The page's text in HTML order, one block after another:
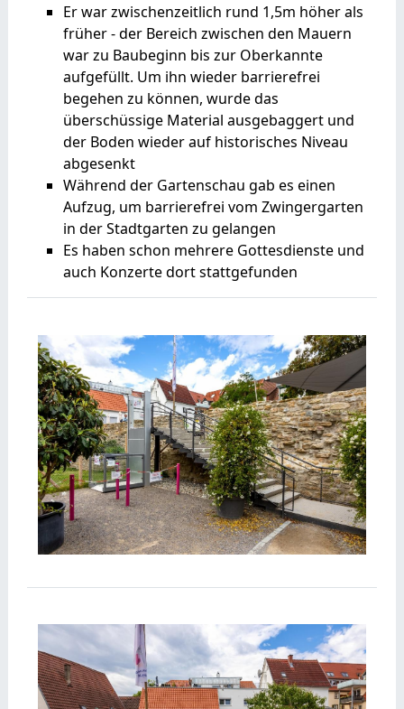
Er war zwischenzeitlich rund 1,5m höher als
früher - der Bereich zwischen den Mauern
war zu Baubeginn bis zur Oberkannte
aufgefüllt. Um ihn wieder barrierefrei
begehen zu können, wurde das
überschüssige Material ausgebaggert und
der Boden wieder auf historisches Niveau
abgesenkt
Während der Gartenschau gab es einen
Aufzug, um barrierefrei vom Zwingergarten
in der Stadtgarten zu gelangen
Es haben schon mehrere Gottesdienste und
auch Konzerte dort stattgefunden